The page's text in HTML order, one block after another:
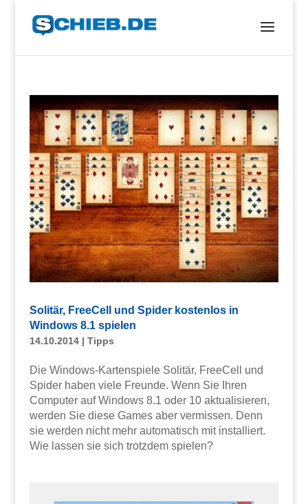
Solitär, FreeCell und Spider kostenlos in
Windows 8.1 spielen
14.10.2014| Tipps
Die Windows-Kartenspiele Solitär, FreeCell und
Spider haben viele Freunde. Wenn Sie Ihren
Computer auf Windows 8.1 oder 10 aktualisieren,
werden Sie diese Games aber vermissen. Denn
sie werden nicht mehr automatisch mit installiert.
Wie lassen sie sich trotzdem spielen?